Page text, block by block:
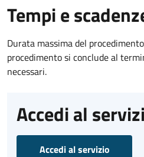
Tempi e
Durata massima del
procedimento si conclude al
necessari.
Accedi al
Accedi al servizio